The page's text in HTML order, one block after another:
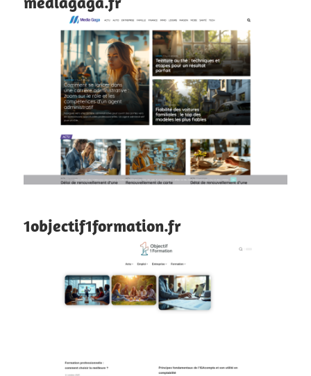
1objectif1formation.fr